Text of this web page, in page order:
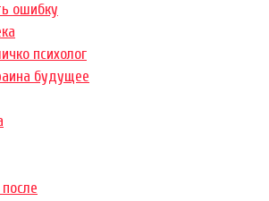
ошибку
психолог
будущее